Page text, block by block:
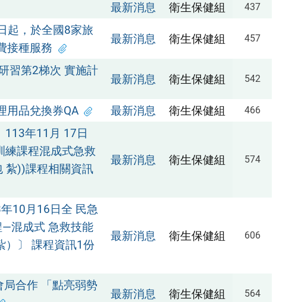
最新消息 衛生保健組 437
起，於全國8家旅
接種服務
最新消息 衛生保健組 457
習第2梯次 實施計
最新消息 衛生保健組 542
用品兌換券QA 最新消息 衛生保健組 466
年11月 17日
練課程混成式急救
紮))課程相關資訊
最新消息 衛生保健組 574
10月16日全 民急
混成式 急救技能
）〕 課程資訊1份
最新消息 衛生保健組 606
合作 「點亮弱勢
最新消息 衛生保健組 564